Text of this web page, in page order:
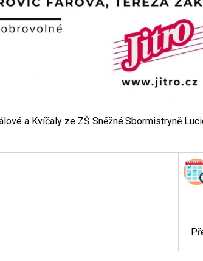
a Kvíčaly ze ZŠ Sněžné.Sbormistryně